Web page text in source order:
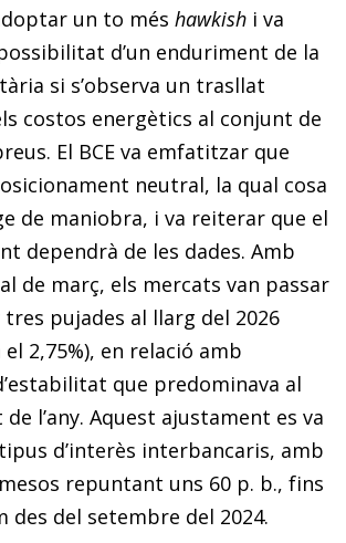
un to més hawkish i va
d’un enduriment de la
si s’observa un trasllat
costos energètics al conjunt de
El BCE va emfatitzar que
neutral, la qual cosa
de maniobra, i va reiterar que el
dependrà de les dades. Amb
de març, els mercats van passar
pujades al llarg del 2026
el 2,75%), en relació amb
que predominava al
l’any. Aquest ajustament es va
d’interès interbancaris, amb
repuntant uns 60 p. b., fins
des del setembre del 2024.